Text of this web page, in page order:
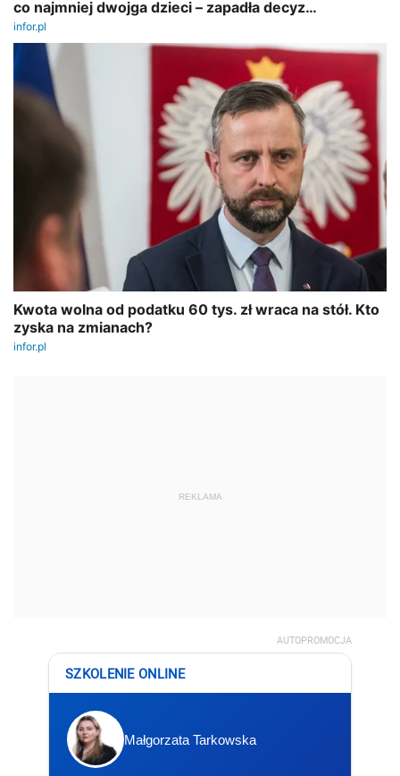
REKLAMA
AUTOPROMOCJA
SZKOLENIE ONLINE
Małgorzata Tarkowska